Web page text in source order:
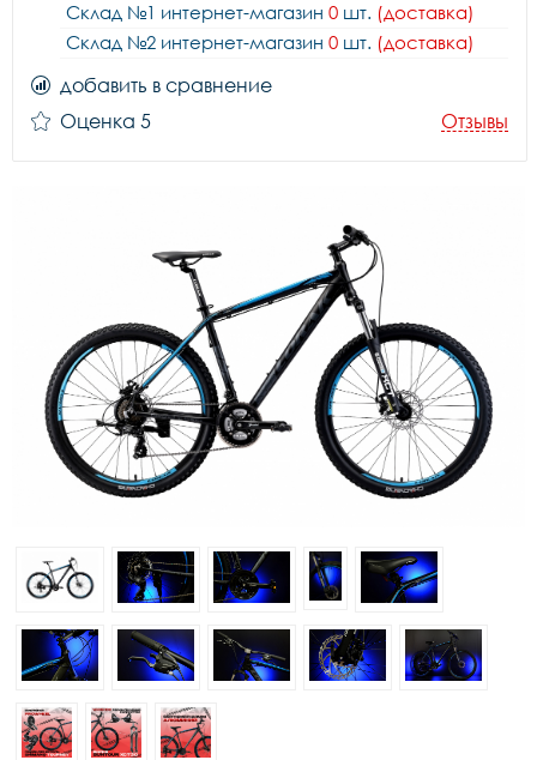
Склад №1 интернет-магазин 0 шт. (доставка)
Склад №2 интернет-магазин 0 шт. (доставка)
добавить в сравнение
Оценка 5
Отзывы